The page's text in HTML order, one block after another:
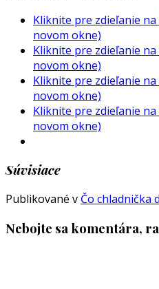
Kliknite pre zdieľanie
novom okne)
Kliknite pre zdieľanie
novom okne)
Kliknite pre zdieľanie
novom okne)
Kliknite pre zdieľanie
novom okne)
Súvisiace
Publikované v Čo chladnička
Nebojte sa komentára,